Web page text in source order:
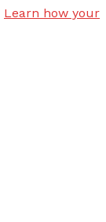
Learn how your